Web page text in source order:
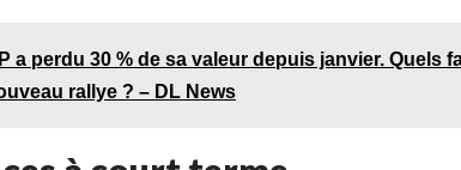
a perdu 30 % de sa valeur depuis janvier. Quels
rallye ? – DL News